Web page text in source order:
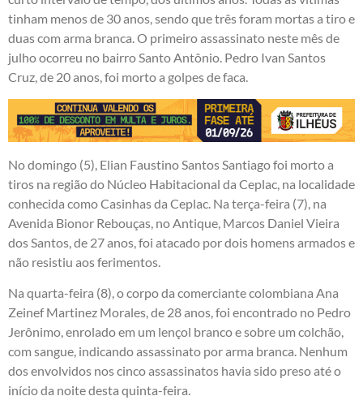
tinham menos de 30 anos, sendo que três foram mortas a tiro e
duas com arma branca. O primeiro assassinato neste mês de
julho ocorreu no bairro Santo Antônio. Pedro Ivan Santos
Cruz, de 20 anos, foi morto a golpes de faca.
No domingo (5), Elian Faustino Santos Santiago foi morto a
tiros na região do Núcleo Habitacional da Ceplac, na localidade
conhecida como Casinhas da Ceplac. Na terça-feira (7), na
Avenida Bionor Rebouças, no Antique, Marcos Daniel Vieira
dos Santos, de 27 anos, foi atacado por dois homens armados e
não resistiu aos ferimentos.
Na quarta-feira (8), o corpo da comerciante colombiana Ana
Zeinef Martinez Morales, de 28 anos, foi encontrado no Pedro
Jerônimo, enrolado em um lençol branco e sobre um colchão,
com sangue, indicando assassinato por arma branca. Nenhum
dos envolvidos nos cinco assassinatos havia sido preso até o
início da noite desta quinta-feira.